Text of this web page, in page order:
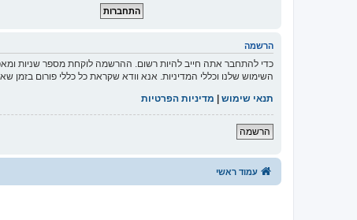
הרשמה
כדי להתחבר אתה חייב להיות רשום. ההרשמה לוקחת מספר שניות
השימוש שלנו וכללי המדיניות. אנא וודא שקראת כל כללי פורום בזמן
תנאי שימוש
מדיניות הפרטיות
הרשמה
עמוד ראשי